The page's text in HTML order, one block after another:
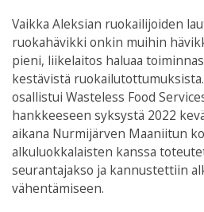
Vaikka Aleksian ruokailijoiden
ruokahävikki onkin muihin
pieni, liikelaitos haluaa
kestävistä
osallistui Wasteless Food
hankkeeseen syksystä 2022
aikana Nurmijärven Maaniitun
alkuluokkalaisten kanssa
seurantajakso ja kannustettiin
vähentämiseen.